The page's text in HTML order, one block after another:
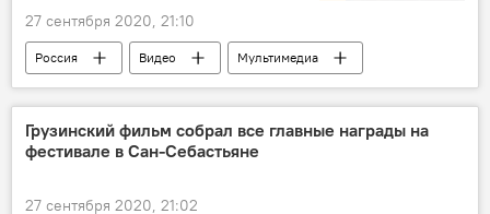
27 сентября 2020, 21:10
Россия Видео
Мультимедиа
Шоу "Ты супер!"
Москва
Детский вокальный конкурс "Ты супер!" - сезон 2020
Детский вокальный конкурс НТВ и Sputnik "Ты супер!"
Грузинский фильм собрал все главные награды на
фестивале в Сан-Себастьяне
27 сентября 2020, 21:02